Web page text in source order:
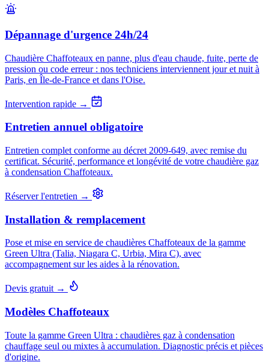
Dépannage d'urgence 24h/24
Chaudière Chaffoteaux en panne, plus d'eau chaude, fuite, perte de
pression ou code erreur : nos techniciens interviennent jour et nuit à
Paris, en Île-de-France et dans l'Oise.
Intervention rapide →
Entretien annuel obligatoire
Entretien complet conforme au décret 2009-649, avec remise du
certificat. Sécurité, performance et longévité de votre chaudière gaz
à condensation Chaffoteaux.
Réserver l'entretien →
Installation & remplacement
Pose et mise en service de chaudières Chaffoteaux de la gamme
Green Ultra (Talia, Niagara C, Urbia, Mira C), avec
accompagnement sur les aides à la rénovation.
Devis gratuit →
Modèles Chaffoteaux
Toute la gamme Green Ultra : chaudières gaz à condensation
chauffage seul ou mixtes à accumulation. Diagnostic précis et pièces
d'origine.